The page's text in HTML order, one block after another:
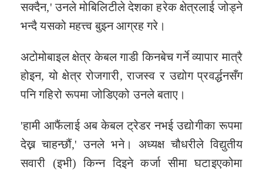
सक्दैन,' उनले मोबिलिटीले देशका हरेक क्षेत्रलाई जोड्ने
भन्दै यसको महत्त्व बुझ्न आग्रह गरे।
अटोमोबाइल क्षेत्र केबल गाडी किनबेच गर्ने व्यापार मात्रै
होइन, यो क्षेत्र रोजगारी, राजस्व र उद्योग प्रवर्द्धनसँग
पनि गहिरो रूपमा जोडिएको उनले बताए।
'हामी आफैंलाई अब केबल ट्रेडर नभई उद्योगीका रूपमा
देख्न चाहन्छौं,' उनले भने। अध्यक्ष चौधरीले विद्युतीय
सवारी (इभी) किन्न दिइने कर्जा सीमा घटाइएकोमा